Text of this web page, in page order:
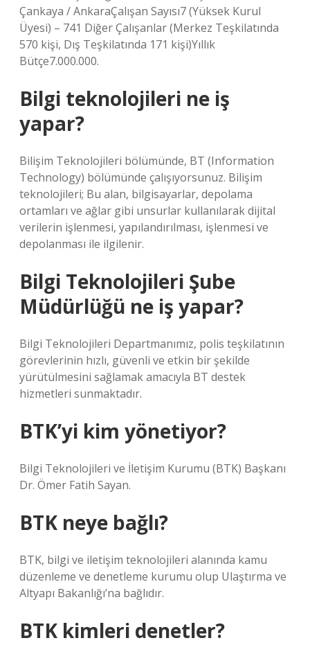
Çankaya / AnkaraÇalışan Sayısı7 (Yüksek Kurul
Üyesi) – 741 Diğer Çalışanlar (Merkez Teşkilatında
570 kişi, Dış Teşkilatında 171 kişi)Yıllık
Bütçe7.000.000.
Bilgi teknolojileri ne iş
yapar?
Bilişim Teknolojileri bölümünde, BT (Information
Technology) bölümünde çalışıyorsunuz. Bilişim
teknolojileri; Bu alan, bilgisayarlar, depolama
ortamları ve ağlar gibi unsurlar kullanılarak dijital
verilerin işlenmesi, yapılandırılması, işlenmesi ve
depolanması ile ilgilenir.
Bilgi Teknolojileri Şube
Müdürlüğü ne iş yapar?
Bilgi Teknolojileri Departmanımız, polis teşkilatının
görevlerinin hızlı, güvenli ve etkin bir şekilde
yürütülmesini sağlamak amacıyla BT destek
hizmetleri sunmaktadır.
BTK’yi kim yönetiyor?
Bilgi Teknolojileri ve İletişim Kurumu (BTK) Başkanı
Dr. Ömer Fatih Sayan.
BTK neye bağlı?
BTK, bilgi ve iletişim teknolojileri alanında kamu
düzenleme ve denetleme kurumu olup Ulaştırma ve
Altyapı Bakanlığı’na bağlıdır.
BTK kimleri denetler?